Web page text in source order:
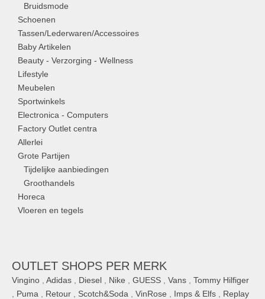
Bruidsmode
Schoenen
Tassen/Lederwaren/Accessoires
Baby Artikelen
Beauty - Verzorging - Wellness
Lifestyle
Meubelen
Sportwinkels
Electronica - Computers
Factory Outlet centra
Allerlei
Grote Partijen
Tijdelijke aanbiedingen
Groothandels
Horeca
Vloeren en tegels
OUTLET SHOPS PER MERK
Vingino Adidas Diesel Nike GUESS Vans
Tommy Hilfiger
Puma Retour Scotch&Soda VinRose Imps & Elfs
Replay